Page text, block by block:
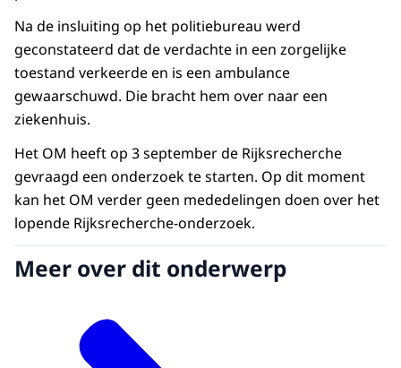
Na de insluiting op het politiebureau werd
geconstateerd dat de verdachte in een zorgelijke
toestand verkeerde en is een ambulance
gewaarschuwd. Die bracht hem over naar een
ziekenhuis.
Het OM heeft op 3 september de Rijksrecherche
gevraagd een onderzoek te starten. Op dit moment
kan het OM verder geen mededelingen doen over het
lopende Rijksrecherche-onderzoek.
Meer over dit onderwerp